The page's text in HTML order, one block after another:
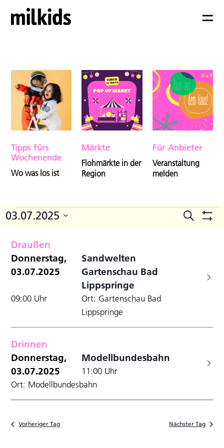
Tipps fürs
Wochenende
Wo was los ist
Märkte
Flohmärkte in der
Region
Für Anbieter
Veranstaltung
melden
Veranstaltungen
für
Donnerstag,
Suche
03.07.2025
Draußen
Donnerstag,
03.07.2025
Sandwelten
Gartenschau Bad
Lippspringe
09:00 Uhr
Ort: Gartenschau Bad
Lippspringe
Drinnen
Donnerstag,
03.07.2025
Modellbundesbahn
11:00 Uhr
Ort: Modellbundesbahn
Vorheriger Tag Nächster Tag